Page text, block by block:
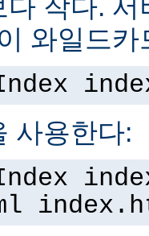
작다.
와일드
사용한다: